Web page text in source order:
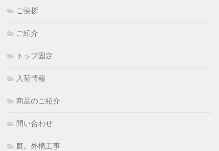
ご挨拶
ご紹介
トップ固定
入荷情報
商品のご紹介
問い合わせ
庭。外構工事